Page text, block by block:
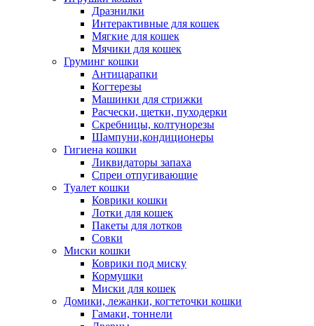
Дразнилки
Интерактивные для кошек
Мягкие для кошек
Мячики для кошек
Груминг кошки
Антицарапки
Когтерезы
Машинки для стрижки
Расчески, щетки, пуходерки
Скребницы, колтунорезы
Шампуни,кондиционеры
Гигиена кошки
Ликвидаторы запаха
Спреи отпугивающие
Туалет кошки
Коврики кошки
Лотки для кошек
Пакеты для лотков
Совки
Миски кошки
Коврики под миску
Кормушки
Миски для кошек
Домики, лежанки, когтеточки кошки
Гамаки, тоннели